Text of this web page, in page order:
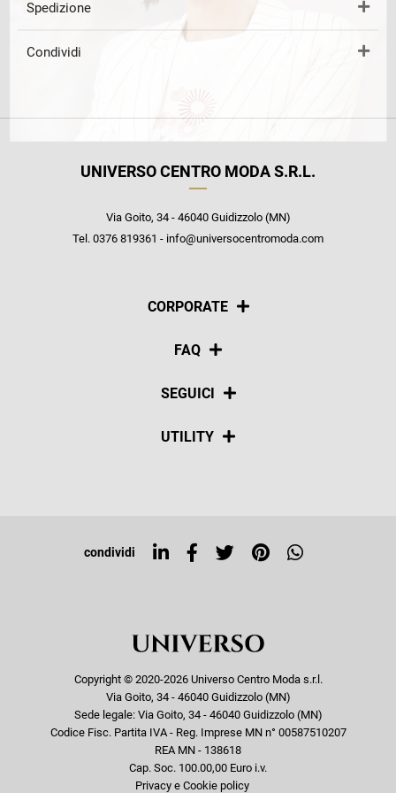
Spedizione
Condividi
UNIVERSO CENTRO MODA S.R.L.
Via Goito, 34 - 46040 Guidizzolo (MN)
Tel. 0376 819361 - info@universocentromoda.com
CORPORATE
Chi siamo
FAQ
Pagamenti
SEGUICI
Social
UTILITY
Top ricerche
condividi
Copyright © 2020-2026 Universo Centro Moda s.r.l.
Via Goito, 34 - 46040 Guidizzolo (MN)
Sede legale: Via Goito, 34 - 46040 Guidizzolo (MN)
Codice Fisc. Partita IVA - Reg. Imprese MN n° 00587510207
REA MN - 138618
Cap. Soc. 100.00,00 Euro i.v.
Privacy e Cookie policy